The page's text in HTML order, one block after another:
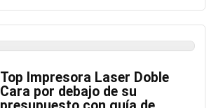
Top Impresora Laser Doble
Cara por debajo de su